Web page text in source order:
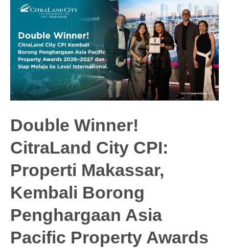
Double Winner!
CitraLand City CPI:
Properti Makassar,
Kembali Borong
Penghargaan Asia
Pacific Property Awards